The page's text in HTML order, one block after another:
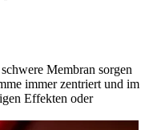
Membran sorgen
immer zentriert und im
Effekten oder